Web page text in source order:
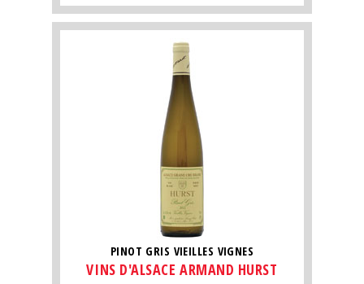
PINOT GRIS VIEILLES VIGNES
VINS D'ALSACE ARMAND HURST